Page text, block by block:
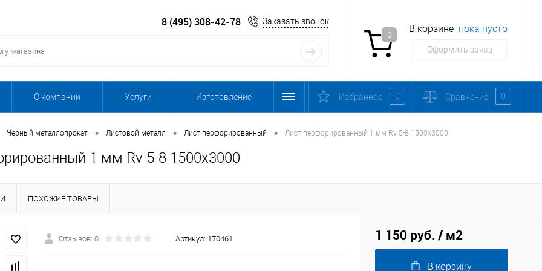
8 (495) 308-42-78 Заказать звонок
0
В корзине пока пусто
Оформить заказ
О компании Услуги Изготовление Избранное 0 Сравнение 0
Черный металлопрокат • Листовой металл • Лист перфорированный • Лист перфорированный 1 мм Rv 5-8 1500х3000
1 мм Rv 5-8 1500х3000
ПОХОЖИЕ ТОВАРЫ
Отзывов: 0 Артикул: 170461 1 150 руб. / м2
В корзину